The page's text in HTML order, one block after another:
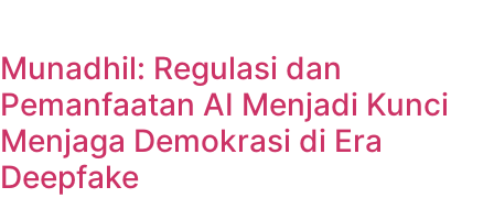
Munadhil: Regulasi dan
Pemanfaatan AI Menjadi Kunci
Menjaga Demokrasi di Era
Deepfake